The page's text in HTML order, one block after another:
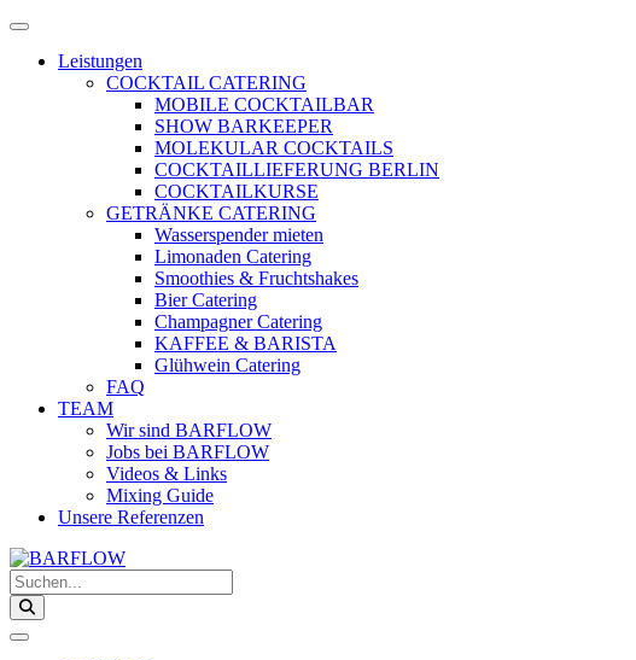
Zum
springen
Menü
öffnenLeistungen
COCKTAIL CATERING
MOBILE COCKTAILBAR
SHOW BARKEEPER
MOLEKULAR COCKTAILS
COCKTAILLIEFERUNG BERLIN
COCKTAILKURSE
GETRÄNKE CATERING
Wasserspender mieten
Limonaden Catering
Smoothies & Fruchtshakes
Bier Catering
Champagner Catering
KAFFEE & BARISTA
Glühwein Catering
FAQ
TEAM
Wir sind BARFLOW
Jobs bei BARFLOW
Videos & Links
Mixing Guide
Unsere Referenzen
Suchen...